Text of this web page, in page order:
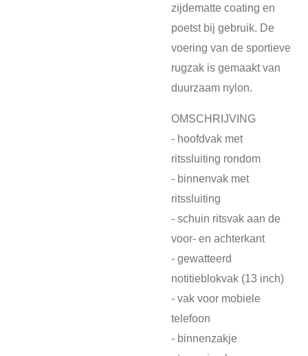
zijdematte coating en
poetst bij gebruik. De
voering van de sportieve
rugzak is gemaakt van
duurzaam nylon.
OMSCHRIJVING
- hoofdvak met
ritssluiting rondom
- binnenvak met
ritssluiting
- schuin ritsvak aan de
voor- en achterkant
- gewatteerd
notitieblokvak (13 inch)
- vak voor mobiele
telefoon
- binnenzakje